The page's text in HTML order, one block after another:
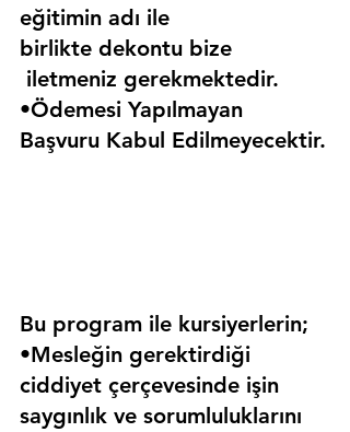
eğitimin adı ile
birlikte dekontu bize
iletmeniz gerekmektedir.
•Ödemesi Yapılmayan
Başvuru Kabul Edilmeyecektir.
Bu program ile kursiyerlerin;
•Mesleğin gerektirdiği
ciddiyet çerçevesinde işin
saygınlık ve sorumluluklarını